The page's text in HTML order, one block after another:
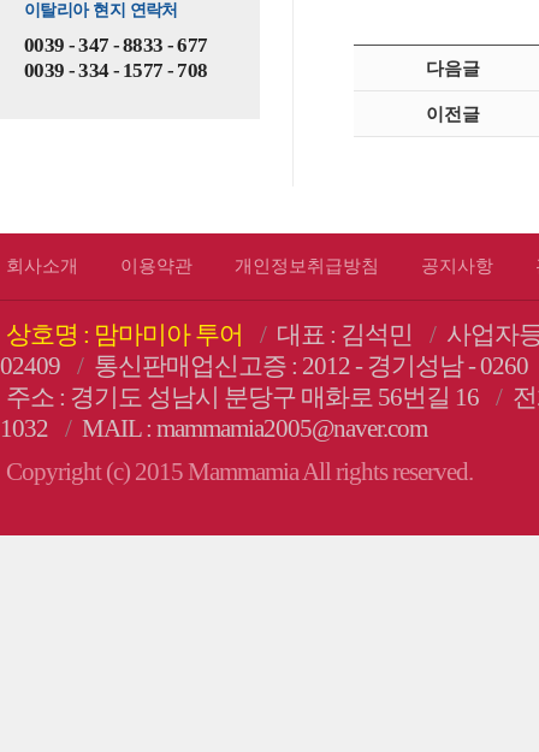
이탈리아 현지 연락처
0039 - 347 - 8833 - 677
0039 - 334 - 1577 - 708
다음글
이전글
회사소개 이용약관 개인정보취급방침 공지사항
상호명 : 맘마미아 투어 / 대표 : 김석민 / 사업자
02409
/ 통신판매업신고증 : 2012 - 경기성남 - 0260
주소 : 경기도 성남시 분당구 매화로 56번길 16
/
1032
/ MAIL : mammamia2005@naver.com
Copyright (c) 2015 Mammamia All rights reserved.